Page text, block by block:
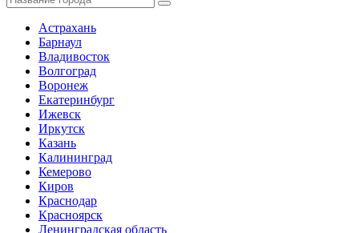
Астрахань
Барнаул
Владивосток
Волгоград
Воронеж
Екатеринбург
Ижевск
Иркутск
Казань
Калининград
Кемерово
Киров
Краснодар
Красноярск
Ленинградская область